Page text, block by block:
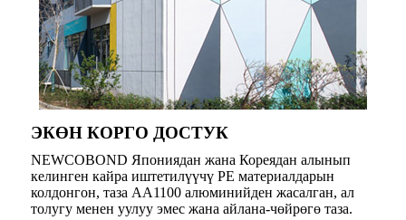
ЭКӨН КОРГО ДОСТУК
NEWCOBOND Япониядан жана Кореядан алынып
келинген кайра иштетилүүчү PE материалдарын
колдонгон, таза AA1100 алюминийден жасалган, ал
толугу менен уулуу эмес жана айлана-чөйрөгө таза.